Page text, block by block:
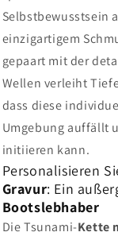
Selbstbewusstsein
einzigartigem
gepaart mit der
Wellen verleiht
dass diese
Umgebung auffällt
initiieren kann.
Personalisieren
Gravur: Ein
Bootslebhaber
Die Tsunami-Kette